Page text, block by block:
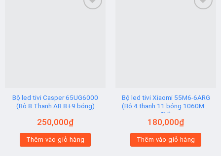
Bộ led tivi Casper 65UG6000
(Bộ 8 Thanh AB 8+9 bóng)
250,000₫
Thêm vào giỏ hàng
Bộ led tivi Xiaomi 55M6-6ARG
(Bộ 4 thanh 11 bóng 1060MM
3V)
180,000₫
Thêm vào giỏ hàng